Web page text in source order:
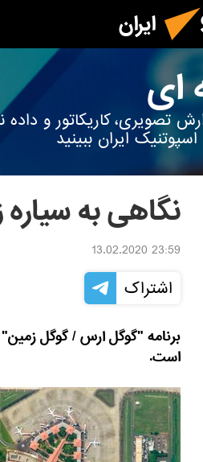
ایران
ای
تصویری، کاریکاتور و
ایران ببینید
نگاهی به
23:59 13.02.2020
اشتراک
برنامه "گوگل ارس / گوگل زمین"
است.